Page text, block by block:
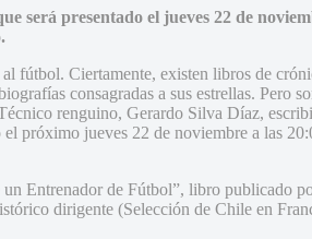
será presentado el jueves 22 de
fútbol. Ciertamente, existen libros de
consagradas a sus estrellas. Pero
renguino, Gerardo Silva Díaz,
próximo jueves 22 de noviembre a las
un Entrenador de Fútbol”, libro publicado
dirigente (Selección de Chile en